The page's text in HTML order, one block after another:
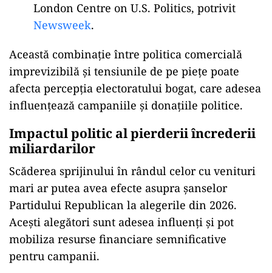
London Centre on U.S. Politics, potrivit
Newsweek.
Această combinație între politica comercială
imprevizibilă și tensiunile de pe piețe poate
afecta percepția electoratului bogat, care adesea
influențează campaniile și donațiile politice.
Impactul politic al pierderii încrederii
miliardarilor
Scăderea sprijinului în rândul celor cu venituri
mari ar putea avea efecte asupra șanselor
Partidului Republican la alegerile din 2026.
Acești alegători sunt adesea influenți și pot
mobiliza resurse financiare semnificative
pentru campanii.